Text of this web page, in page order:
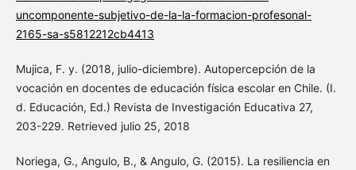
uncomponente-subjetivo-de-la-la-formacion-profesonal-
2165-sa-s5812212cb4413
Mujica, F. y. (2018, julio-diciembre). Autopercepción de la
vocación en docentes de educación física escolar en Chile. (I.
d. Educación, Ed.) Revista de Investigación Educativa 27,
203-229. Retrieved julio 25, 2018
Noriega, G., Angulo, B., & Angulo, G. (2015). La resiliencia en